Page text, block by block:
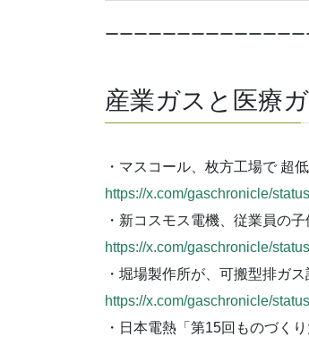
ーーーーーーーーーーーーー
産業ガスと医療
・マスコール、枚方工場で 超
https://x.com/gaschronicle/
・新コスモス電機、従業員の
https://x.com/gaschronicle/
・堀場製作所が、可搬型排ガ
https://x.com/gaschronicle/
・日本電熱「第15回ものづく